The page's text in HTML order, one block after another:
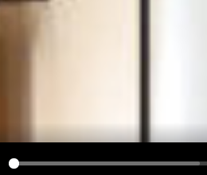
Ich möchte eine E-Mail, wenn auf dieser Seite